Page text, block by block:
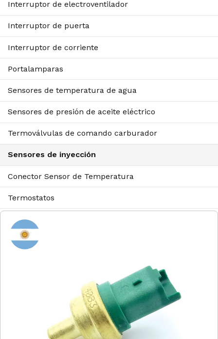
Interruptor de electroventilador
Interruptor de puerta
Interruptor de corriente
Portalamparas
Sensores de temperatura de agua
Sensores de presión de aceite eléctrico
Termoválvulas de comando carburador
Sensores de inyección
Conector Sensor de Temperatura
Termostatos